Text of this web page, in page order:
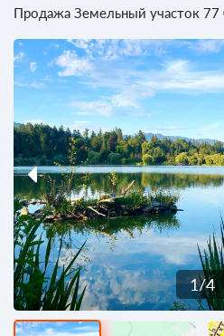
Продажа Земельный участок
1/4